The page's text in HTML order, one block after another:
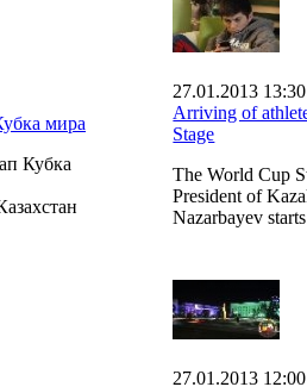
мира
Кубка
27.01.2013 13:30
Arriving of
Stage
The World Cup
President of
Nazarbayev
27.01.2013 12:00